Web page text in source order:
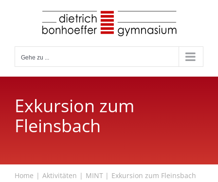
Gehe zu ...
Exkursion zum
Fleinsbach
Home Aktivitäten MINT Exkursion zum Fleinsbach